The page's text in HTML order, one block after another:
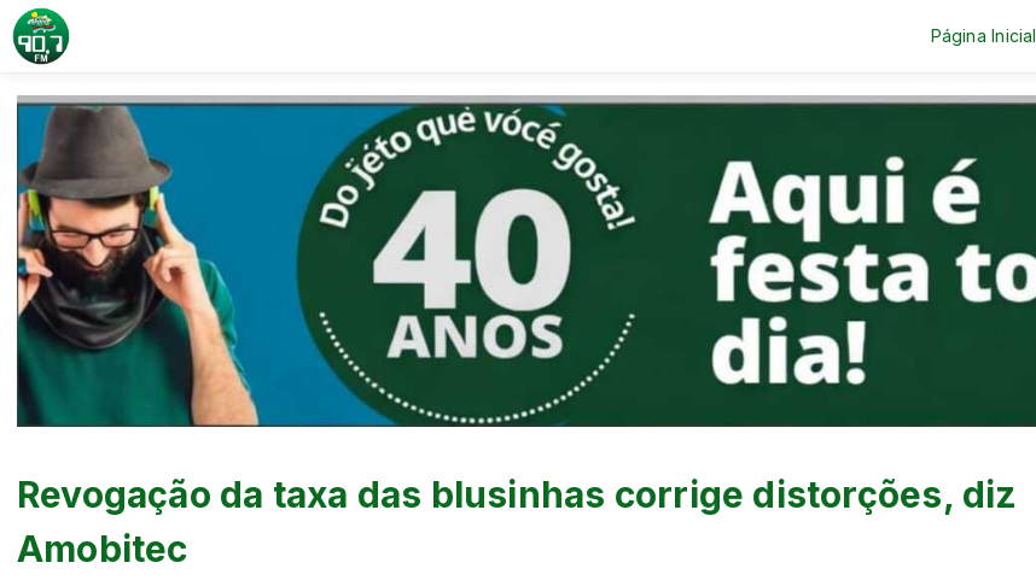
Página Inicial
Revogação da taxa das blusinhas corrige distorções, diz
Amobitec